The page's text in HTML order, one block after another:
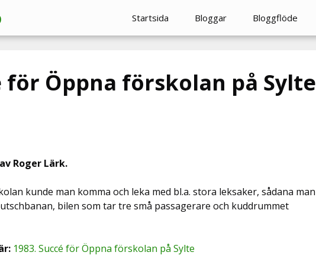
Startsida Bloggar Bloggflöde
för Öppna förskolan på Sylte
Roger Lärk.
kunde man komma och leka med bl.a. stora leksaker, sådana man
bilen som tar tre små passagerare och kuddrummet
1983. Succé för Öppna förskolan på Sylte